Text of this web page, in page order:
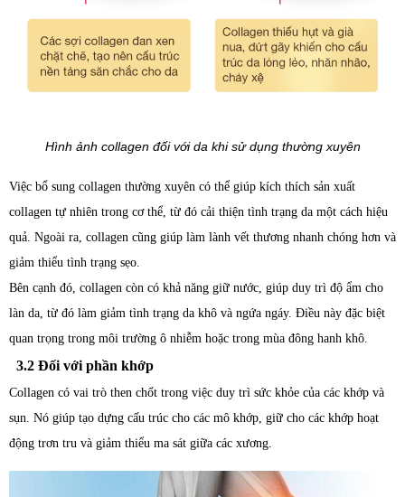
Hình ảnh collagen đối với da khi sử dụng thường xuyên
Việc bổ sung collagen thường xuyên có thể giúp kích thích sản xuất
collagen tự nhiên trong cơ thể, từ đó cải thiện tình trạng da một cách hiệu
quả. Ngoài ra, collagen cũng giúp làm lành vết thương nhanh chóng hơn và
giảm thiểu tình trạng sẹo.
Bên cạnh đó, collagen còn có khả năng giữ nước, giúp duy trì độ ẩm cho
làn da, từ đó làm giảm tình trạng da khô và ngứa ngáy. Điều này đặc biệt
quan trọng trong môi trường ô nhiễm hoặc trong mùa đông hanh khô.
3.2 Đối với phần khớp
Collagen có vai trò then chốt trong việc duy trì sức khỏe của các khớp và
sụn. Nó giúp tạo dựng cấu trúc cho các mô khớp, giữ cho các khớp hoạt
động trơn tru và giảm thiểu ma sát giữa các xương.